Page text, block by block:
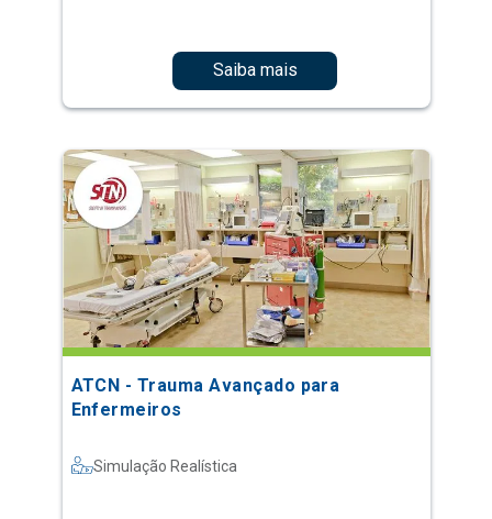
Saiba mais
ATCN - Trauma Avançado para
Enfermeiros
Simulação Realística